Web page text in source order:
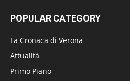
POPULAR CATEGORY
La Cronaca di Verona
Attualità
Primo Piano